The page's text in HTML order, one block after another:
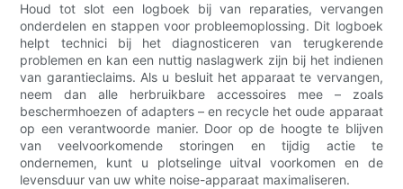
Houd tot slot een logboek bij van reparaties, vervangen
onderdelen en stappen voor probleemoplossing. Dit logboek
helpt technici bij het diagnosticeren van terugkerende
problemen en kan een nuttig naslagwerk zijn bij het indienen
van garantieclaims. Als u besluit het apparaat te vervangen,
neem dan alle herbruikbare accessoires mee – zoals
beschermhoezen of adapters – en recycle het oude apparaat
op een verantwoorde manier. Door op de hoogte te blijven
van veelvoorkomende storingen en tijdig actie te
ondernemen, kunt u plotselinge uitval voorkomen en de
levensduur van uw white noise-apparaat maximaliseren.